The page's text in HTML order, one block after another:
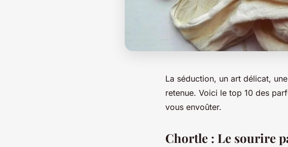
La séduction, un art délicat,
retenue. Voici le top 10 des
vous envoûter.
Chortle : Le sourire